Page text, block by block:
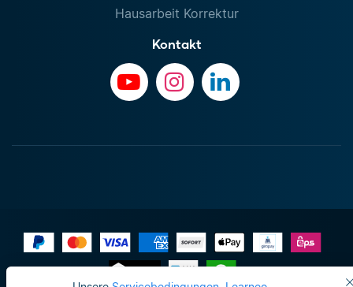
Hausarbeit Korrektur
Kontakt